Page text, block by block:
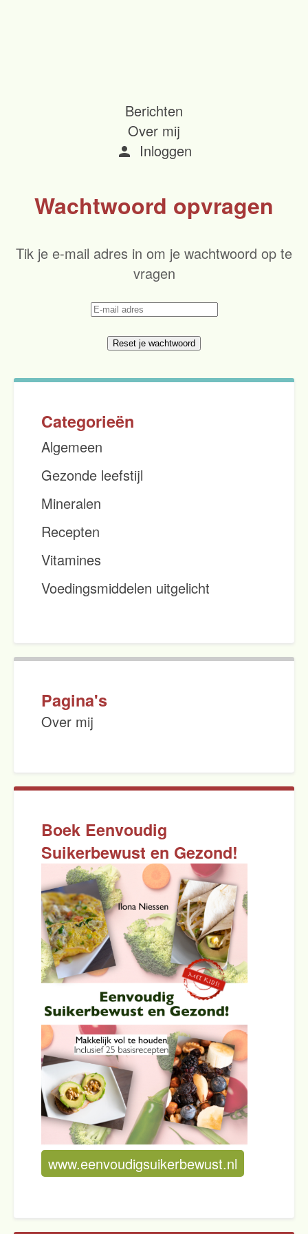
Berichten
Over mij
person Inloggen
Wachtwoord opvragen
Tik je e-mail adres in om je wachtwoord op te
vragen
Categorieën
Algemeen
Gezonde leefstijl
Mineralen
Recepten
Vitamines
Voedingsmiddelen uitgelicht
Pagina's
Over mij
Boek Eenvoudig
Suikerbewust en Gezond!
www.eenvoudigsuikerbewust.nl